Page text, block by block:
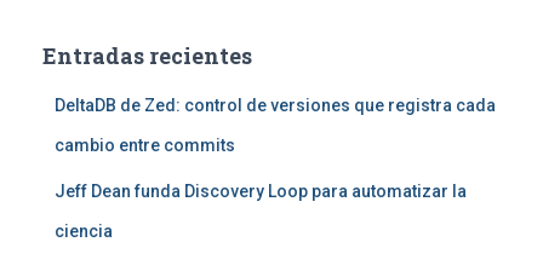
Entradas recientes
DeltaDB de Zed: control de versiones que registra cada
cambio entre commits
Jeff Dean funda Discovery Loop para automatizar la
ciencia